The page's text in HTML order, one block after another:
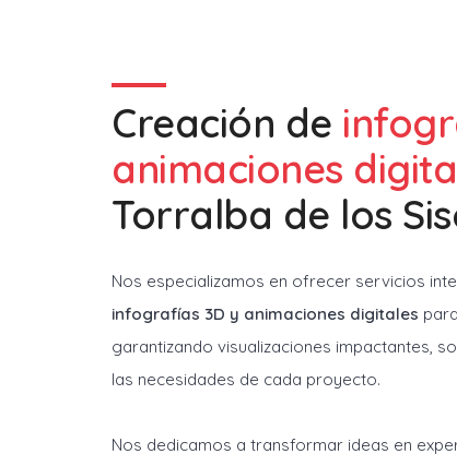
Creación de
animaciones
Torralba de los
Nos especializamos en ofrecer servicios
infografías 3D y animaciones digitales
garantizando visualizaciones impactantes,
las necesidades de cada proyecto.
Nos dedicamos a transformar ideas en